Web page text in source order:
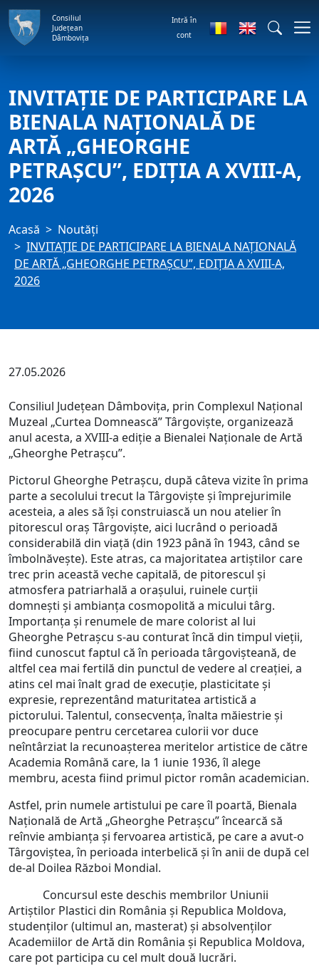
Consiliul
Județean
Dâmbovița
Intră în
cont
INVITAȚIE DE PARTICIPARE LA
BIENALA NAȚIONALĂ DE
ARTĂ „GHEORGHE
PETRAȘCU”, EDIŢIA A XVIII-A,
2026
Acasă
Noutăți
INVITAȚIE DE PARTICIPARE LA BIENALA NAȚIONALĂ
DE ARTĂ „GHEORGHE PETRAȘCU”, EDIŢIA A XVIII-A,
2026
27.05.2026
Consiliul Județean Dâmbovița, prin Complexul Național
Muzeal „Curtea Domnească” Târgoviște, organizează
anul acesta, a XVIII-a ediţie a Bienalei Naționale de Artă
„Gheorghe Petrașcu”.
Pictorul Gheorghe Petrașcu, după câteva vizite în prima
parte a secolului trecut la Târgoviște și împrejurimile
acesteia, a ales să își construiască un nou atelier în
pitorescul oraș Târgoviște, aici lucrând o perioadă
considerabilă din viață (din 1923 până în 1943, când se
îmbolnăvește). Este atras, ca majoritatea artiștilor care
trec prin această veche capitală, de pitorescul și
atmosfera patriarhală a orașului, ruinele curții
domnești și ambianța cosmopolită a micului târg.
Importanța și renumele de mare colorist al lui
Gheorghe Petrașcu s-au conturat încă din timpul vieții,
fiind cunoscut faptul că în perioada târgovișteană, de
altfel cea mai fertilă din punctul de vedere al creației, a
atins cel mai înalt grad de execuție, plasticitate și
expresie, reprezentând maturitatea artistică a
pictorului. Talentul, consecvența, înalta măiestrie și
preocupare pentru cercetarea culorii vor duce
neîntârziat la recunoașterea meritelor artistice de către
Academia Română care, la 1 iunie 1936, îl alege
membru, acesta fiind primul pictor român academician.
Astfel, prin numele artistului pe care îl poartă, Bienala
Națională de Artă „Gheorghe Petrașcu” încearcă să
reînvie ambianța și fervoarea artistică, pe care a avut-o
Târgoviștea, în perioada interbelică și în anii de după cel
de-al Doilea Război Mondial.
Concursul este deschis membrilor Uniunii
Artiştilor Plastici din România şi Republica Moldova,
studenţilor (ultimul an, masterat) şi absolvenţilor
Academiilor de Artă din România și Republica Moldova,
care pot participa cu cel mult două lucrări.